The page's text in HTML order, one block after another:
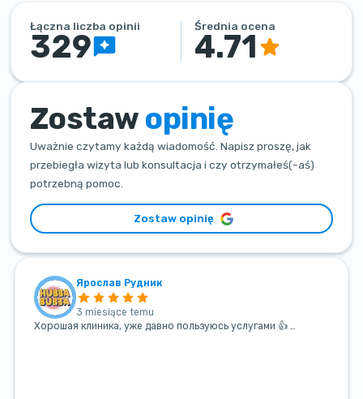
Łączna liczba opinii
329
Średnia ocena
4.71
Zostaw opinię
Uważnie czytamy każdą wiadomość. Napisz proszę, jak
przebiegła wizyta lub konsultacja i czy otrzymałeś(-aś)
potrzebną pomoc.
Zostaw opinię
Ярослав Рудник
3 miesiące temu
Хорошая клиника, уже давно пользуюсь услугами 👍 …